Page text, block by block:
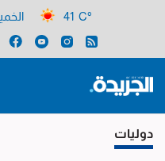
41 C° الخميس 06
دوليات